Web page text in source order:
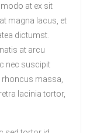
at ex sit
magna lacus, et
dictumst.
at arcu
nec suscipit
rhoncus massa,
lacinia tortor,